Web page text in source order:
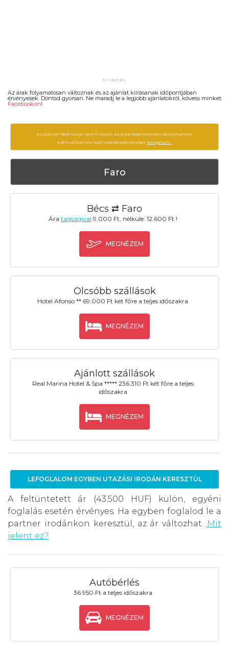
Az árak folyamatosan változnak és az ajánlat kiírásanak időpontjában
érvényesek. Döntsd gyorsan. Ne maradj le a legjobb ajánlatokról, kövess minket
Facebookon!
Az ajánlat 1843 napja nem frissült. Az árak folyamatosan változhatnak,
ezért célszerű a legfrissebb ajánlatokat böngészni.
Faro
Bécs ⇄ Faro
Ára tagságival 9.000 Ft, nélküle: 12.600 Ft !
MEGNÉZEM
Olcsóbb szállások
Hotel Afonso ** 69.000 Ft két főre a teljes időszakra
MEGNÉZEM
Ajánlott szállások
Real Marina Hotel & Spa ***** 236.310 Ft két főre a teljes
időszakra
MEGNÉZEM
LEFOGLALOM EGYBEN UTAZÁSI IRODÁN KERESZTÜL
A feltüntetett ár (43.500 HUF) külön, egyéni
foglalás esetén érvényes. Ha egyben foglalod le a
partner irodánkon keresztül, az ár változhat. Mit
jelent ez?
Autóbérlés
36.950 Ft a teljes időszakra
MEGNÉZEM